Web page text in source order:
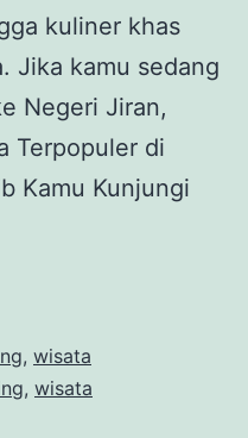
kuliner khas
Jika kamu sedang
Negeri Jiran,
Terpopuler di
Kamu Kunjungi
, wisata
, wisata